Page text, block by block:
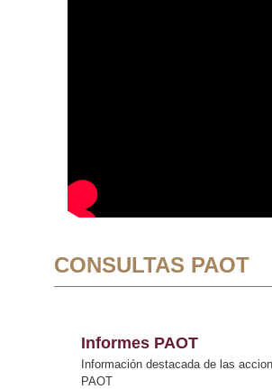
CONSULTAS PAOT
Informes PAOT
Información destacada de las
PAOT